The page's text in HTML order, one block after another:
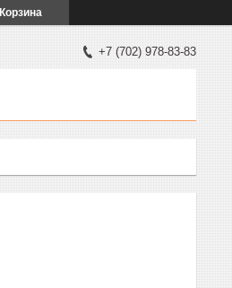
Корзина
+7 (702) 978-83-83